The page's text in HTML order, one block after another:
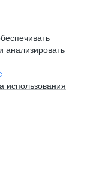
анализировать
использования